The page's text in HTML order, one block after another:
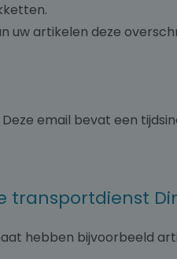
uw artikelen deze
email bevat een
transportdienst
hebben bijvoorbeeld